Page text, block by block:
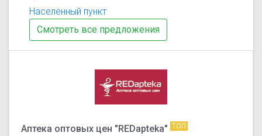
Населенный пункт
Смотреть все предложения
Аптека оптовых цен "REDapteka" ТОП